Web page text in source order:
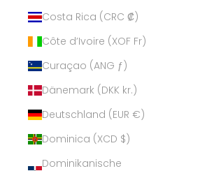
Costa Rica (CRC ₡)
Côte d’Ivoire (XOF Fr)
Curaçao (ANG ƒ)
Dänemark (DKK kr.)
Deutschland (EUR €)
Dominica (XCD $)
Dominikanische